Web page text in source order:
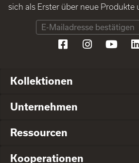
sich als Erster über neue Produkte
Kollektionen
Unternehmen
Ressourcen
Kooperationen